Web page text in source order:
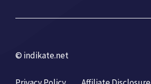
© indikate.net